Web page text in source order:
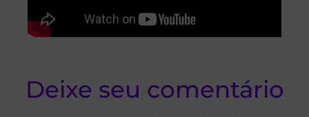
Deixe seu comentário